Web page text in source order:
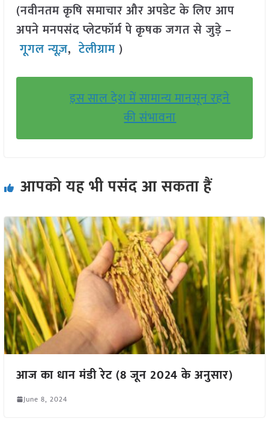
(नवीनतम कृषि समाचार और अपडेट के लिए आप
अपने मनपसंद प्लेटफॉर्म पे कृषक जगत से जुड़े –
गूगल न्यूज़,टेलीग्राम )
इस साल देश में सामान्य मानसून रहने
की संभावना
आपको यह भी पसंद आ सकता हैं
आज का धान मंडी रेट (8 जून 2024 के अनुसार)
June 8, 2024